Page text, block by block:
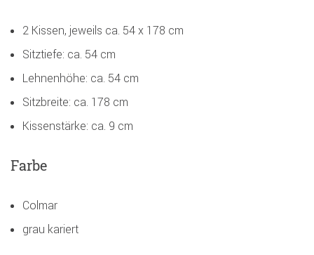
2 Kissen, jeweils ca. 54 x 178 cm
Sitztiefe: ca. 54 cm
Lehnenhöhe: ca. 54 cm
Sitzbreite: ca. 178 cm
Kissenstärke: ca. 9 cm
Farbe
Colmar
grau kariert